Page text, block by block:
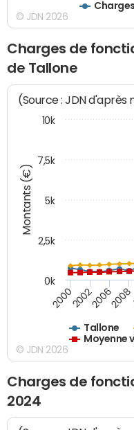
© JDN 2026
Charges de
de Tallone
Montants (€)
(Source : JDN d'après
Tallone
Moyenne
2000200220062008
0k
2,5k
5k
7,5k
10k
© JDN 2026
Charges de
2024